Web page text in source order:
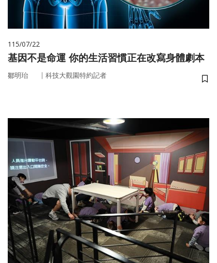
115/07/22
基因不是命運 你的生活習慣正在改寫身體劇本
鄒明珆 ｜ 科技大觀園特約記者
儲